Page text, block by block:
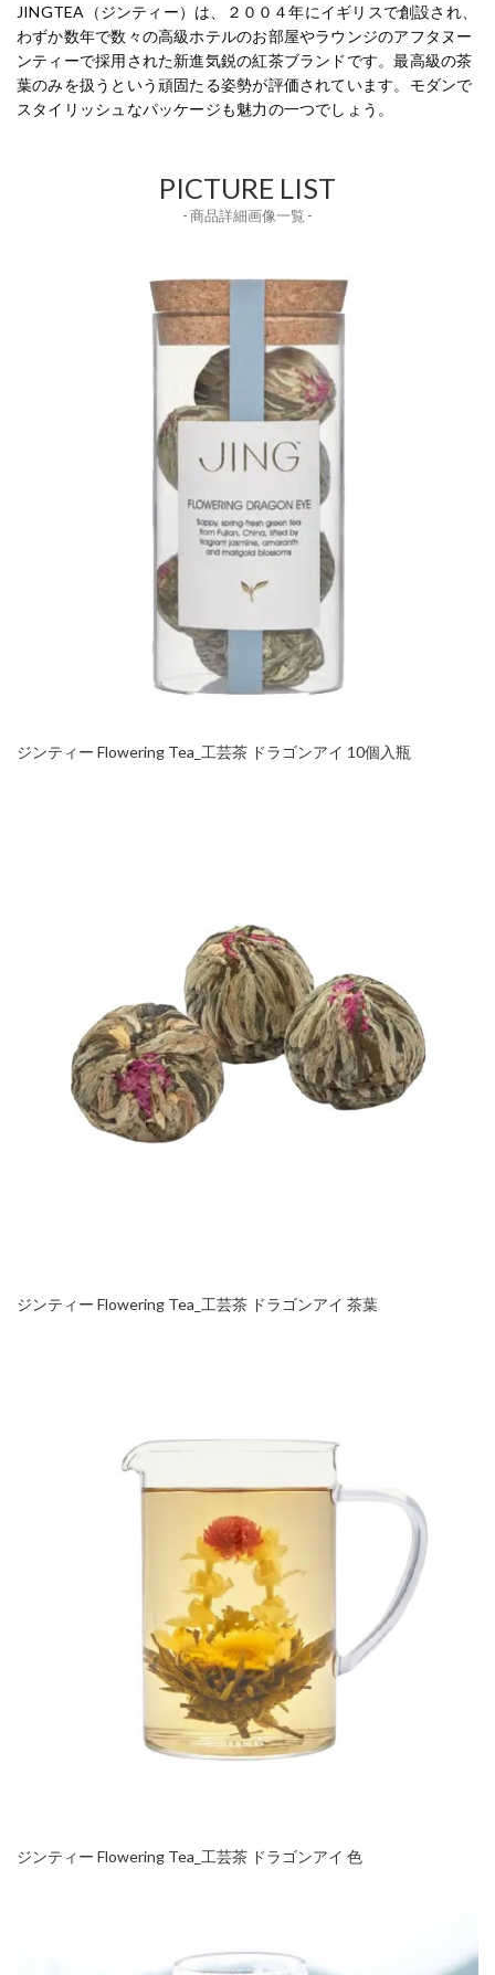
JINGTEA（ジンティー）は、２００４年にイギリスで創設され、
わずか数年で数々の高級ホテルのお部屋やラウンジのアフタヌー
ンティーで採用された新進気鋭の紅茶ブランドです。最高級の茶
葉のみを扱うという頑固たる姿勢が評価されています。モダンで
スタイリッシュなパッケージも魅力の一つでしょう。
PICTURE LIST
- 商品詳細画像一覧 -
ジンティー Flowering Tea_工芸茶 ドラゴンアイ 10個入瓶
ジンティー Flowering Tea_工芸茶 ドラゴンアイ 茶葉
ジンティー Flowering Tea_工芸茶 ドラゴンアイ 色